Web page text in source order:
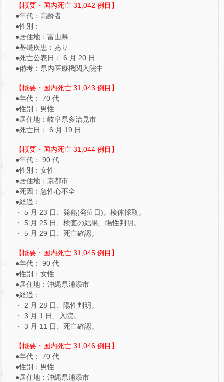
【概要・国内死亡 31,042 例目】
●年代：高齢者
●性別： –
●居住地：富山県
●基礎疾患：あり
●死亡公表日： 6 月 20 日
●備考：県内医療機関入院中
【概要・国内死亡 31,043 例目】
●年代： 70 代
●性別：男性
●居住地：岐阜県多治見市
●死亡日： 6 月 19 日
【概要・国内死亡 31,044 例目】
●年代： 90 代
●性別：女性
●居住地：京都市
●死因：急性心不全
●経過：
・ 5 月 23 日、発熱(発症日)。検体採取。
・ 5 月 25 日、検査の結果、陽性判明。
・ 5 月 29 日、死亡確認。
【概要・国内死亡 31,045 例目】
●年代： 90 代
●性別：女性
●居住地：沖縄県浦添市
●経過：
・ 2 月 28 日、陽性判明。
・ 3 月 1 日、入院。
・ 3 月 11 日、死亡確認。
【概要・国内死亡 31,046 例目】
●年代： 70 代
●性別：男性
●居住地：沖縄県浦添市